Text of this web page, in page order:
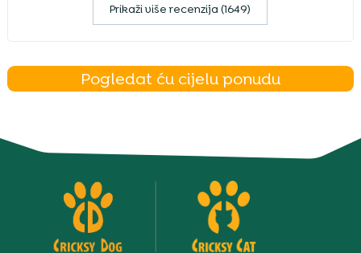
Prikaži više recenzija (1649)
Pogledat ću cijelu ponudu